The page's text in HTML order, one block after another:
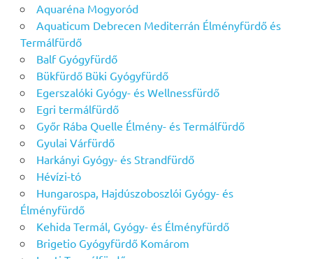
Aquaréna Mogyoród
Aquaticum Debrecen Mediterrán Élményfürdő és
Termálfürdő
Balf Gyógyfürdő
Bükfürdő Büki Gyógyfürdő
Egerszalóki Gyógy- és Wellnessfürdő
Egri termálfürdő
Győr Rába Quelle Élmény- és Termálfürdő
Gyulai Várfürdő
Harkányi Gyógy- és Strandfürdő
Hévízi-tó
Hungarospa, Hajdúszoboszlói Gyógy- és
Élményfürdő
Kehida Termál, Gyógy- és Élményfürdő
Brigetio Gyógyfürdő Komárom